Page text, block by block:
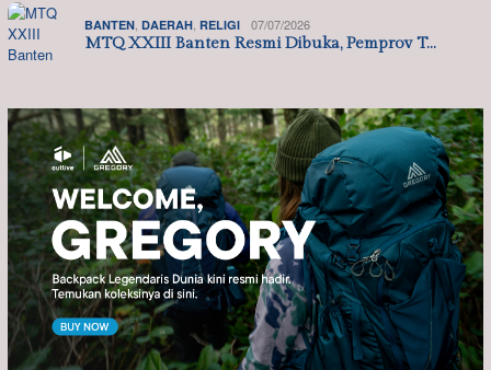
BANTEN DAERAH RELIGI 07/07/2026
MTQ XXIII Banten Resmi Dibuka, Pemprov T…